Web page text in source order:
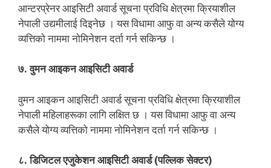
आन्टरप्रेनर आइसिटी अवार्ड सूचना प्रविधि क्षेत्रमा क्रियाशील
नेपाली उद्यमीलाई दिइनेछ । यस विधामा आफु वा अन्य कसैले योग्य
व्यत्तिको नाममा नोमिनेशन दर्ता गर्न सकिन्छ ।
७. वुमन आइकन आइसिटी अवार्ड
वुमन आइकन आइसिटी अवार्ड सूचना प्रविधि क्षेत्रमा क्रियाशील
नेपाली महिलाहरूका लागि लक्षित छ । यस विधामा आफु वा अन्य
कसैले योग्य व्यत्तिको नाममा नोमिनेशन दर्ता गर्न सकिन्छ ।
८. डिजिटल एजुकेशन आइसिटी अवार्ड (पल्लिक सेक्टर)